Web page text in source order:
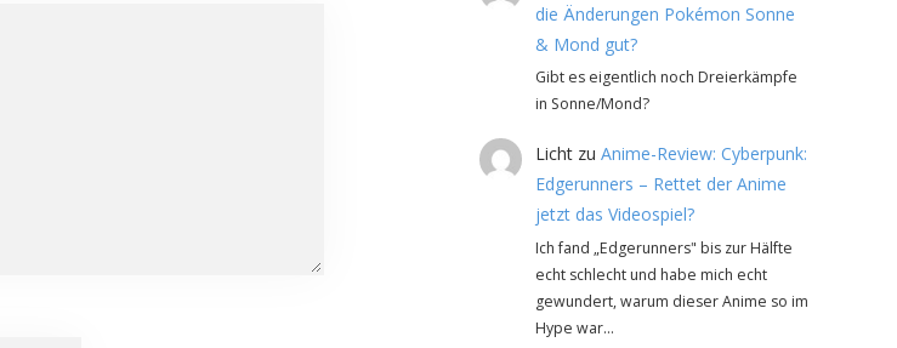
die Änderungen Pokémon Sonne
& Mond gut?
Gibt es eigentlich noch Dreierkämpfe
in Sonne/Mond?
Lichtzu Anime-Review: Cyberpunk:
Edgerunners – Rettet der Anime
jetzt das Videospiel?
Ich fand „Edgerunners" bis zur Hälfte
echt schlecht und habe mich echt
gewundert, warum dieser Anime so im
Hype war…